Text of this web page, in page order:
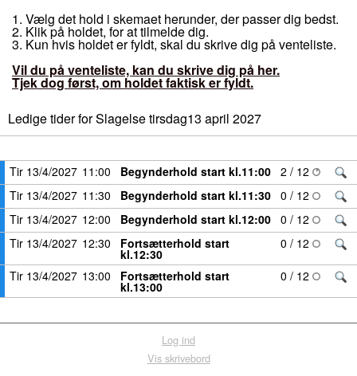
1. Vælg det hold i skemaet herunder, der passer dig bedst.
2. Klik på holdet, for at tilmelde dig.
3. Kun hvis holdet er fyldt, skal du skrive dig på venteliste.
Vil du på venteliste, kan du skrive dig på her.
Tjek dog først, om holdet faktisk er fyldt.
Ledige tider for Slagelse tirsdag13 april 2027
Tir 13/4/2027 11:00 Begynderhold start kl.11:00 2 / 12
Tir 13/4/2027 11:30 Begynderhold start kl.11:30 0 / 12
Tir 13/4/2027 12:00 Begynderhold start kl.12:00 0 / 12
Tir 13/4/2027 12:30 Fortsætterhold start
kl.12:30
0 / 12
Tir 13/4/2027 13:00 Fortsætterhold start
kl.13:00
0 / 12
Log ind
Vis skrivebord